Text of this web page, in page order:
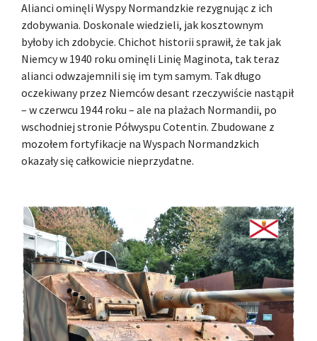
Alianci ominęli Wyspy Normandzkie rezygnując z ich
zdobywania. Doskonale wiedzieli, jak kosztownym
byłoby ich zdobycie. Chichot historii sprawił, że tak jak
Niemcy w 1940 roku ominęli Linię Maginota, tak teraz
alianci odwzajemnili się im tym samym. Tak długo
oczekiwany przez Niemców desant rzeczywiście nastąpił
– w czerwcu 1944 roku – ale na plażach Normandii, po
wschodniej stronie Półwyspu Cotentin. Zbudowane z
mozołem fortyfikacje na Wyspach Normandzkich
okazały się całkowicie nieprzydatne.